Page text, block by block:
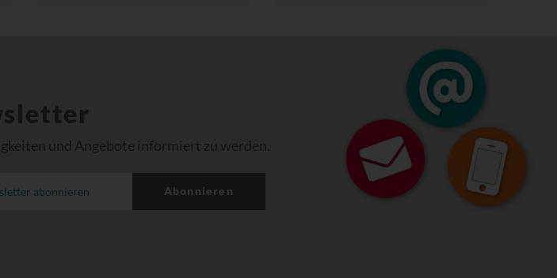
und Angebote informiert zu werden.
Abonnieren